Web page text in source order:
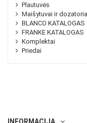
Plautuvės
Maišytuvai ir
BLANCO KATALOGAS
FRANKE KATALOGAS
Komplektai
Priedai
INFORMACIJA